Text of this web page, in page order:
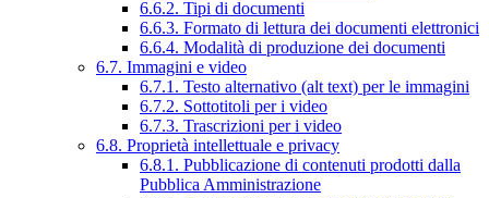
6.6.2. Tipi di documenti
6.6.3. Formato di lettura dei documenti elettronici
6.6.4. Modalità di produzione dei documenti
6.7. Immagini e video
6.7.1. Testo alternativo (alt text) per le immagini
6.7.2. Sottotitoli per i video
6.7.3. Trascrizioni per i video
6.8. Proprietà intellettuale e privacy
6.8.1. Pubblicazione di contenuti prodotti dalla
Pubblica Amministrazione